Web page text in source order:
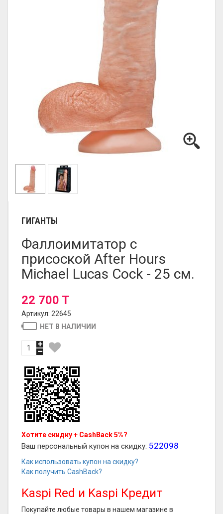
ГИГАНТЫ
Фаллоимитатор с
присоской After Hours
Michael Lucas Cock - 25 см.
22 700 T
Артикул: 22645
НЕТ В НАЛИЧИИ
Хотите скидку + CashBack 5%?
Ваш персональный купон на скидку: 522098
Как использовать купон на скидку?
Как получить CashBack?
Kaspi Red и Kaspi Кредит
Покупайте любые товары в нашем магазине в